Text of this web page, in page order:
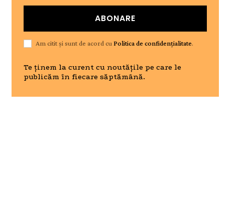
ABONARE
Am citit și sunt de acord cuPolitica de confidențialitate.
Te ținem la curent cu noutățile pe care le
publicăm în fiecare săptămână.